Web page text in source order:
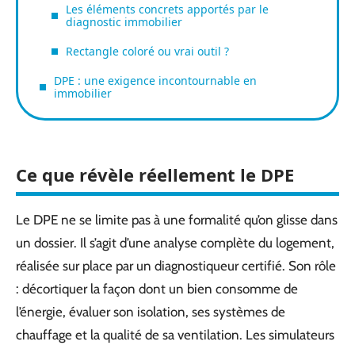
Les éléments concrets apportés par le
diagnostic immobilier
Rectangle coloré ou vrai outil ?
DPE : une exigence incontournable en
immobilier
Ce que révèle réellement le DPE
Le DPE ne se limite pas à une formalité qu’on glisse dans
un dossier. Il s’agit d’une analyse complète du logement,
réalisée sur place par un diagnostiqueur certifié. Son rôle
: décortiquer la façon dont un bien consomme de
l’énergie, évaluer son isolation, ses systèmes de
chauffage et la qualité de sa ventilation. Les simulateurs